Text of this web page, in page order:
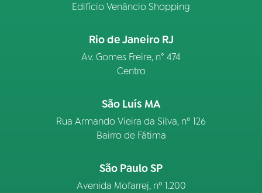
Edifício Venâncio Shopping
Rio de Janeiro RJ
Av. Gomes Freire, n° 474
Centro
São Luís MA
Rua Armando Vieira da Silva, nº 126
Bairro de Fátima
São Paulo SP
Avenida Mofarrej, nº 1.200